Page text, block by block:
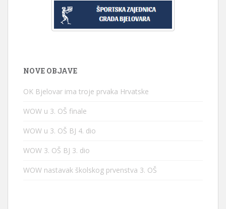
NOVE OBJAVE
OK Bjelovar ima troje prvaka Hrvatske
WOW u 3. OŠ finale
WOW u 3. OŠ BJ 4. dio
WOW 3. OŠ BJ 3. dio
WOW nastavak školskog prvenstva 3. OŠ